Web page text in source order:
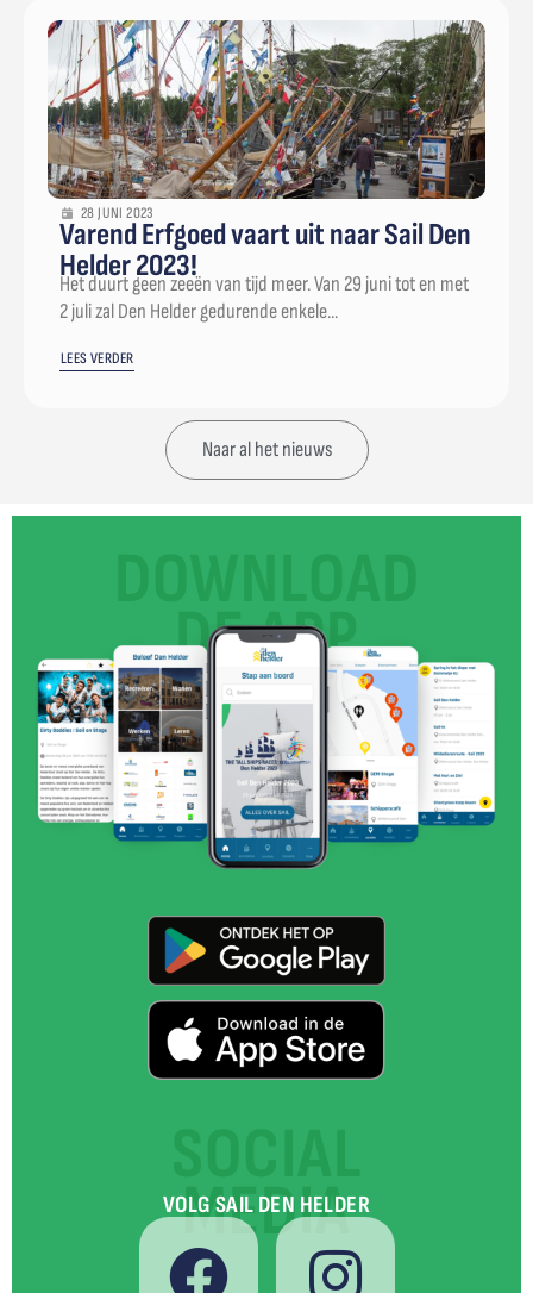
28 JUNI 2023
Varend Erfgoed vaart uit naar Sail Den
Helder 2023!
Het duurt geen zeeën van tijd meer. Van 29 juni tot en met
2 juli zal Den Helder gedurende enkele...
LEES VERDER
Naar al het nieuws
DE APP
MEDIA
VOLG SAIL DEN HELDER